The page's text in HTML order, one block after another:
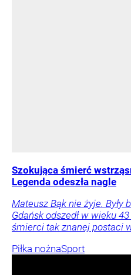
Szokująca śmierć
Legenda odeszła nagle
Mateusz Bąk nie żyje.
Gdańsk odszedł w wieku
śmierci tak znanej postaci
Piłka nożnaSport